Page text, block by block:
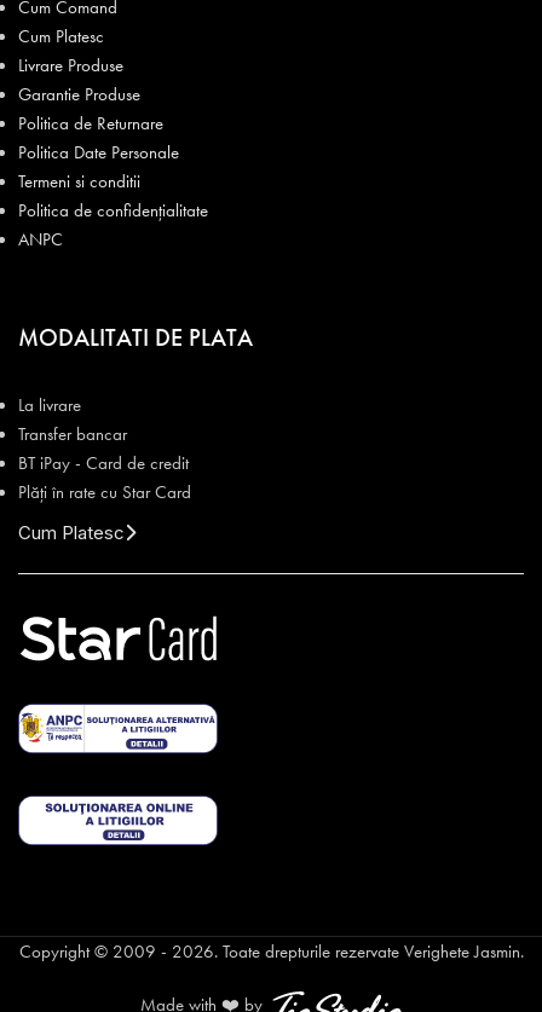
Cum Comand
Cum Platesc
Livrare Produse
Garantie Produse
Politica de Returnare
Politica Date Personale
Termeni si conditii
Politica de confidențialitate
ANPC
MODALITATI DE PLATA
La livrare
Transfer bancar
BT iPay - Card de credit
Plăți în rate cu Star Card
Cum Platesc
Copyright © 2009 - 2026. Toate drepturile rezervate Verighete Jasmin.
Made with ❤️ by